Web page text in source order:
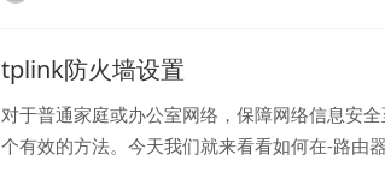
tplink防火墙设置
对于普通家庭或办公室网络，保障网络信息安
个有效的方法。今天我们就来看看如何在-路由